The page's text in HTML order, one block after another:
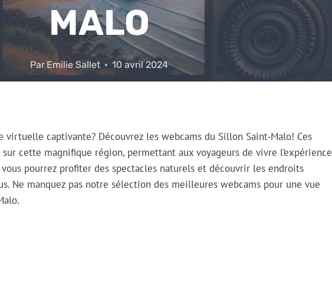
MALO
Par Emilie Sallet 10 avril 2024
virtuelle captivante? Découvrez les webcams du Sillon Saint-Malo! Ces
cette magnifique région, permettant aux voyageurs de vivre l’expérience
pourrez profiter des spectacles naturels et découvrir les endroits
Ne manquez pas notre sélection des meilleures webcams pour une vue